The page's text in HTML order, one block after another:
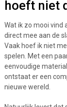
hoeft niet
Wat ik zo mooi vind
direct mee aan de
Vaak hoef ik niet
spelen. Met een
eenvoudige
ontstaat er een
nieuwe wereld.